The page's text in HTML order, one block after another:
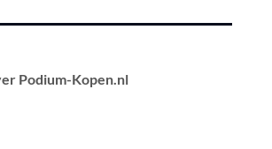
Podium-Kopen.nl